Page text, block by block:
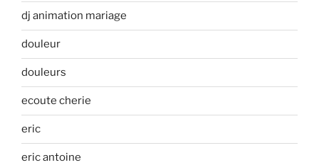
dj animation mariage
douleur
douleurs
ecoute cherie
eric
eric antoine